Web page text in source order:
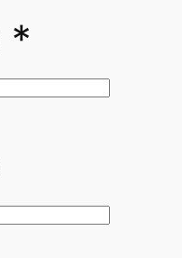
*